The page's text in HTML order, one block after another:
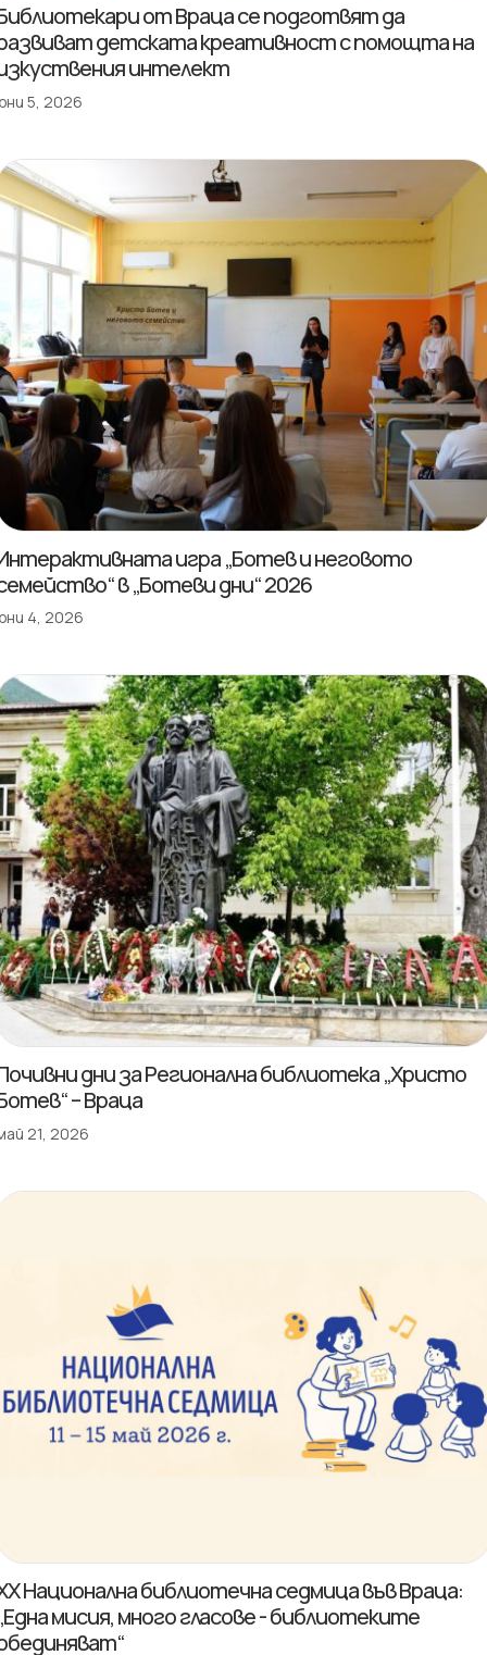
от Враца се подготвят да
детската креативност с помощта на
интелект
5, 2026
игра „Ботев и неговото
в „Ботеви дни“ 2026
4, 2026
дни за Регионална библиотека „Христо
– Враца
21, 2026
Национална библиотечна седмица във Враца:
мисия, много гласове - библиотеките